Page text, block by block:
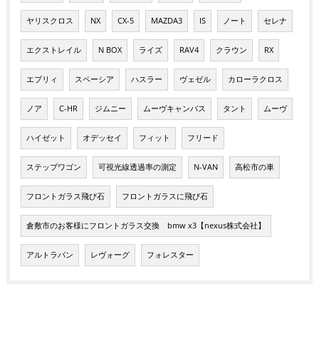
ヤリスクロス NX CX-5 MAZDA3 IS ノート セレナ
エクストレイル N BOX ライズ RAV4 クラウン RX
エブリィ スペーシア ハスラー ヴェゼル カローラクロス
ノア C-HR ジムニー ムーヴキャンバス タント ムーヴ
ハイゼット オデッセイ フィット フリード
ステップワゴン 可視光線透過率の測定 N-VAN 高松市の車
フロントガラス飛び石 フロントガラスに飛び石
倉敷市のお客様にフロントガラス交換 bmw x3【nexus株式会社】
アルトラパン レヴォーグ フォレスター